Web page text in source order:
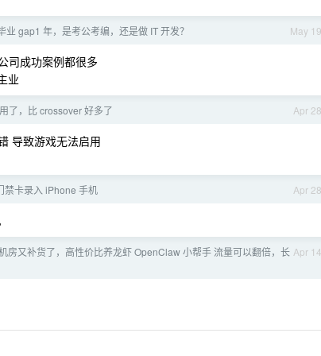
May 19
业 gap1 年，是考公考编，还是做 IT 开发？
司成功案例都很多
业
Apr 28
了，比 crossover 好多了
导致游戏无法启用
Apr 28
禁卡录入 iPhone 手机
Apr 14
房又补货了，高性价比养龙虾 OpenClaw 小帮手 流量可以翻倍，长